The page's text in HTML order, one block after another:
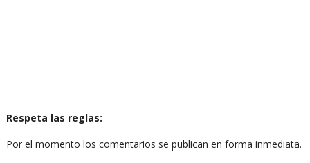
Respeta las reglas:
Por el momento los comentarios se publican en forma inmediata.